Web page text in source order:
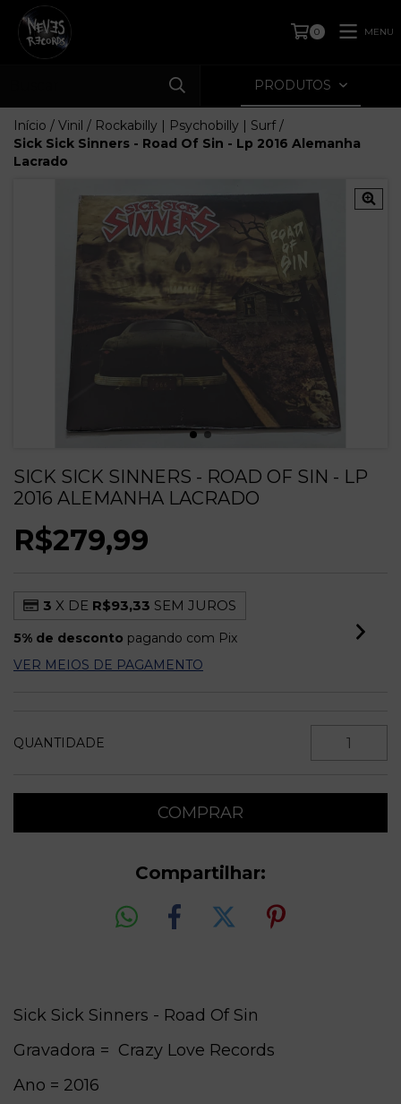
0 MENU
PRODUTOS
Início / Vinil / Rockabilly | Psychobilly | Surf /
Sick Sick Sinners - Road Of Sin - Lp 2016 Alemanha
Lacrado
SICK SICK SINNERS - ROAD OF SIN - LP
2016 ALEMANHA LACRADO
R$279,99
3 X DE R$93,33 SEM JUROS
5% de desconto pagando com Pix
VER MEIOS DE PAGAMENTO
QUANTIDADE
Compartilhar:
Sick Sick Sinners - Road Of Sin
Gravadora = Crazy Love Records
Ano = 2016